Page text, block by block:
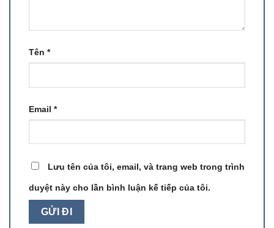
Tên *
Email *
Lưu tên của tôi, email, và trang web trong trình
duyệt này cho lần bình luận kế tiếp của tôi.